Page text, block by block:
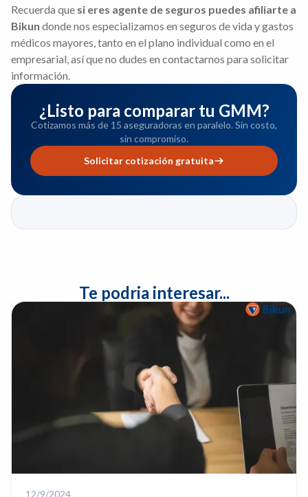
Recuerda que si eres agente de seguros puedes afiliarte a
Bikun donde nos especializamos en seguros de vida y gastos
médicos mayores, tanto en el plano individual como en el
empresarial, así que no dudes en contactarnos para solicitar
información.
¿Listo para comparar tu GMM?
Cotizamos más de 15 aseguradoras en paralelo. Sin costo,
sin compromiso.
Solicitar cotización gratuita
Te podria interesar...
12/9/2024